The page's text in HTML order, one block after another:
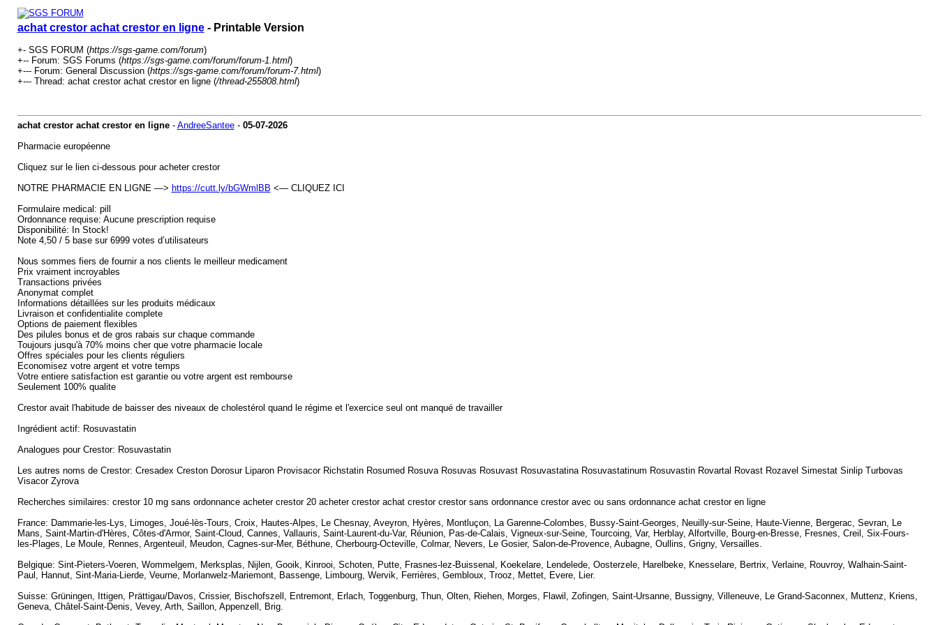
achat crestor achat crestor en ligne- Printable Version
+- SGS FORUM (https://sgs-game.com/forum)
+-- Forum: SGS Forums (https://sgs-game.com/forum/forum-1.html)
+--- Forum: General Discussion (https://sgs-game.com/forum/forum-7.html)
+--- Thread: achat crestor achat crestor en ligne (/thread-255808.html)
achat crestor achat crestor en ligne- AndreeSantee- 05-07-2026
Pharmacie européenne
Cliquez sur le lien ci-dessous pour acheter crestor
NOTRE PHARMACIE EN LIGNE —> https://cutt.ly/bGWmlBB <— CLIQUEZ ICI
Formulaire medical: pill
Ordonnance requise: Aucune prescription requise
Disponibilité: In Stock!
Note 4,50 / 5 base sur 6999 votes d’utilisateurs
Nous sommes fiers de fournir a nos clients le meilleur medicament
Prix vraiment incroyables
Transactions privées
Anonymat complet
Informations détaillées sur les produits médicaux
Livraison et confidentialite complete
Options de paiement flexibles
Des pilules bonus et de gros rabais sur chaque commande
Toujours jusqu'à 70% moins cher que votre pharmacie locale
Offres spéciales pour les clients réguliers
Economisez votre argent et votre temps
Votre entiere satisfaction est garantie ou votre argent est rembourse
Seulement 100% qualite
Crestor avait l'habitude de baisser des niveaux de cholestérol quand le régime et l'exercice seul ont manqué de travailler
Ingrédient actif: Rosuvastatin
Analogues pour Crestor: Rosuvastatin
Les autres noms de Crestor: Cresadex Creston Dorosur Liparon Provisacor Richstatin Rosumed Rosuva Rosuvas Rosuvast Rosuvastatina Rosuvastatinum Rosuvastin Rovartal Rovast Rozavel Simestat Sinlip Turbovas
Visacor Zyrova
Recherches similaires: crestor 10 mg sans ordonnance acheter crestor 20 acheter crestor achat crestor crestor sans ordonnance crestor avec ou sans ordonnance achat crestor en ligne
France: Dammarie-les-Lys, Limoges, Joué-lès-Tours, Croix, Hautes-Alpes, Le Chesnay, Aveyron, Hyères, Montluçon, La Garenne-Colombes, Bussy-Saint-Georges, Neuilly-sur-Seine, Haute-Vienne, Bergerac, Sevran, Le
Mans, Saint-Martin-d'Hères, Côtes-d'Armor, Saint-Cloud, Cannes, Vallauris, Saint-Laurent-du-Var, Réunion, Pas-de-Calais, Vigneux-sur-Seine, Tourcoing, Var, Herblay, Alfortville, Bourg-en-Bresse, Fresnes, Creil, Six-Fours-
les-Plages, Le Moule, Rennes, Argenteuil, Meudon, Cagnes-sur-Mer, Béthune, Cherbourg-Octeville, Colmar, Nevers, Le Gosier, Salon-de-Provence, Aubagne, Oullins, Grigny, Versailles.
Belgique: Sint-Pieters-Voeren, Wommelgem, Merksplas, Nijlen, Gooik, Kinrooi, Schoten, Putte, Frasnes-lez-Buissenal, Koekelare, Lendelede, Oosterzele, Harelbeke, Knesselare, Bertrix, Verlaine, Rouvroy, Walhain-Saint-
Paul, Hannut, Sint-Maria-Lierde, Veurne, Morlanwelz-Mariemont, Bassenge, Limbourg, Wervik, Ferrières, Gembloux, Trooz, Mettet, Evere, Lier.
Suisse: Grüningen, Ittigen, Prättigau/Davos, Crissier, Bischofszell, Entremont, Erlach, Toggenburg, Thun, Olten, Riehen, Morges, Flawil, Zofingen, Saint-Ursanne, Bussigny, Villeneuve, Le Grand-Saconnex, Muttenz, Kriens,
Geneva, Châtel-Saint-Denis, Vevey, Arth, Saillon, Appenzell, Brig.